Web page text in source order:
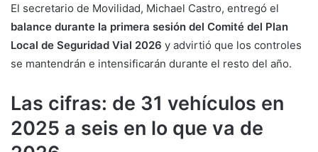
El secretario de Movilidad, Michael Castro, entregó el
balance durante la primera sesión del Comité del Plan
Local de Seguridad Vial 2026 y advirtió que los controles
se mantendrán e intensificarán durante el resto del año.
Las cifras: de 31 vehículos en
2025 a seis en lo que va de